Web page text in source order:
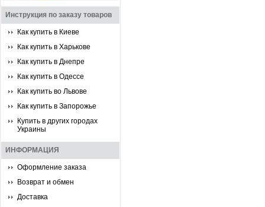
Инструкция по заказу товаров
Как купить в Киеве
Как купить в Харькове
Как купить в Днепре
Как купить в Одессе
Как купить во Львове
Как купить в Запорожье
Купить в других городах
Украины
ИНФОРМАЦИЯ
Оформление заказа
Возврат и обмен
Доставка